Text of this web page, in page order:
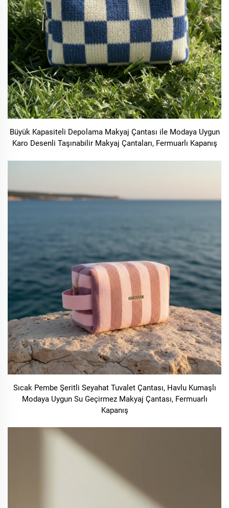
Büyük Kapasiteli Depolama Makyaj Çantası ile Modaya Uygun
Karo Desenli Taşınabilir Makyaj Çantaları, Fermuarlı Kapanış
Sıcak Pembe Şeritli Seyahat Tuvalet Çantası, Havlu Kumaşlı
Modaya Uygun Su Geçirmez Makyaj Çantası, Fermuarlı
Kapanış